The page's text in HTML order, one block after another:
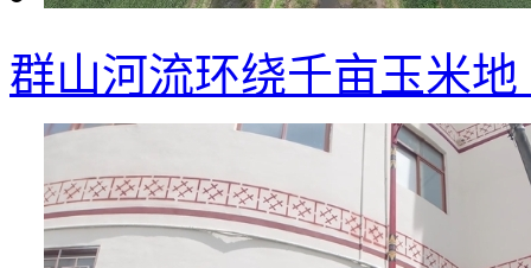
群山河流环绕千亩玉米地